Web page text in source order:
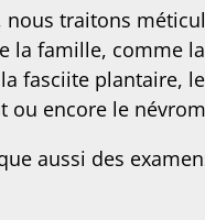
traitons
la famille, comme
fasciite plantaire,
ou encore le
aussi des